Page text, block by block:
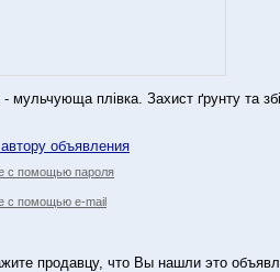
мульчующа плівка. Захист ґрунту та
объявления
с помощью пароля
с помощью e-mail
продавцу, что Вы нашли это